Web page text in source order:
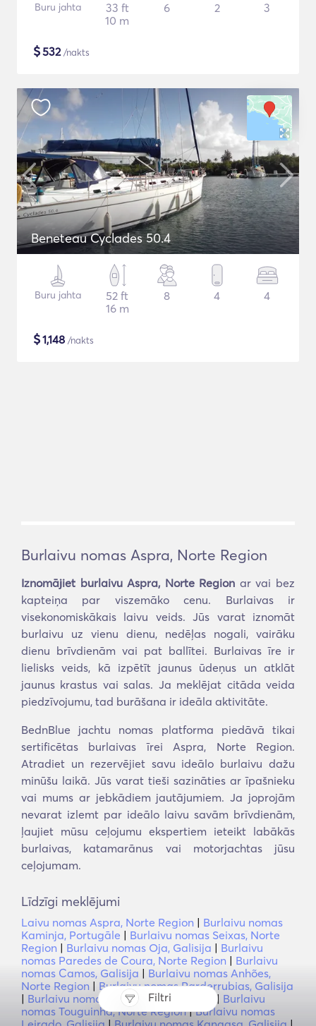
Filtri
Buru jahta
33 ft
10 m
6 2 3
$532/nakts
Beneteau Cyclades 50.4
Buru jahta
52 ft
16 m
8 4 4
$1,148 /nakts
Burlaivu nomas Aspra, Norte Region
Iznomājiet burlaivu Aspra, Norte Region ar vai bez
kapteiņa par viszemāko cenu. Burlaivas ir
visekonomiskākais laivu veids. Jūs varat iznomāt
burlaivu uz vienu dienu, nedēļas nogali, vairāku
dienu brīvdienām vai pat ballītei. Burlaivas īre ir
lielisks veids, kā izpētīt jaunus ūdeņus un atklāt
jaunus krastus vai salas. Ja meklējat citāda veida
piedzīvojumu, tad burāšana ir ideāla aktivitāte.
BednBlue jachtu nomas platforma piedāvā tikai
sertificētas burlaivas īrei Aspra, Norte Region.
Atradiet un rezervējiet savu ideālo burlaivu dažu
minūšu laikā. Jūs varat tieši sazināties ar īpašnieku
vai mums ar jebkādiem jautājumiem. Ja joprojām
nevarat izlemt par ideālo laivu savām brīvdienām,
ļaujiet mūsu ceļojumu ekspertiem ieteikt labākās
burlaivas, katamarānus vai motorjachtas jūsu
ceļojumam.
Līdzīgi meklējumi
Laivu nomas Aspra, Norte Region | Burlaivu nomas
Kaminja, Portugāle | Burlaivu nomas Seixas, Norte
Region | Burlaivu nomas Oja, Galisija | Burlaivu
nomas Paredes de Coura, Norte Region | Burlaivu
nomas Camos, Galisija | Burlaivu nomas Anhões,
Norte Region | Burlaivu nomas Parderrubias, Galisija
| Burlaivu nomas salu grupa Cíes, Hio | Burlaivu
nomas Touguinha, Norte Region|Burlaivu nomas